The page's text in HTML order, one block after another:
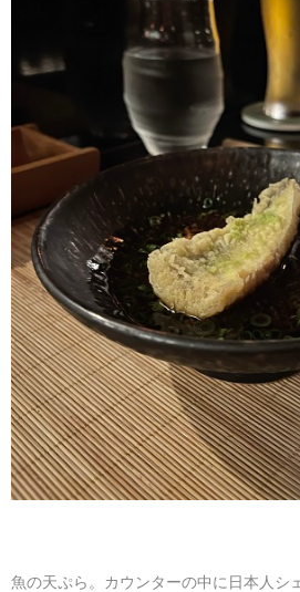
魚の天ぷら。カウンターの中に日本人シ